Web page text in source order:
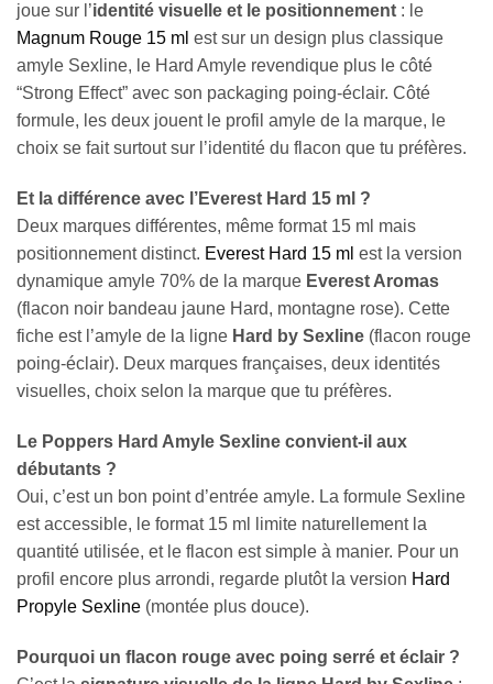
joue sur l’identité visuelle et le positionnement : le
Magnum Rouge 15 ml est sur un design plus classique
amyle Sexline, le Hard Amyle revendique plus le côté
“Strong Effect” avec son packaging poing-éclair. Côté
formule, les deux jouent le profil amyle de la marque, le
choix se fait surtout sur l’identité du flacon que tu préfères.
Et la différence avec l’Everest Hard 15 ml ?
Deux marques différentes, même format 15 ml mais
positionnement distinct. Everest Hard 15 ml est la version
dynamique amyle 70% de la marque Everest Aromas
(flacon noir bandeau jaune Hard, montagne rose). Cette
fiche est l’amyle de la ligne Hard by Sexline (flacon rouge
poing-éclair). Deux marques françaises, deux identités
visuelles, choix selon la marque que tu préfères.
Le Poppers Hard Amyle Sexline convient-il aux
débutants ?
Oui, c’est un bon point d’entrée amyle. La formule Sexline
est accessible, le format 15 ml limite naturellement la
quantité utilisée, et le flacon est simple à manier. Pour un
profil encore plus arrondi, regarde plutôt la version Hard
Propyle Sexline (montée plus douce).
Pourquoi un flacon rouge avec poing serré et éclair ?